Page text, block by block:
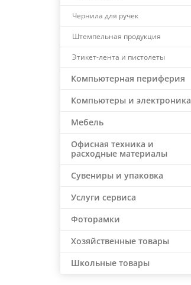
Чернила для ручек
Штемпельная продукция
Этикет-лента и пистолеты
Компьютерная периферия
Компьютеры и электроника
Мебель
Офисная техника и
расходные материалы
Сувениры и упаковка
Услуги сервиса
Фоторамки
Хозяйственные товары
Школьные товары